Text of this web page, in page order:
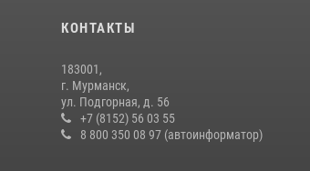
КОНТАКТЫ
183001,
г. Мурманск,
ул. Подгорная, д. 56
+7 (8152) 56 03 55
8 800 350 08 97 (автоинформатор)